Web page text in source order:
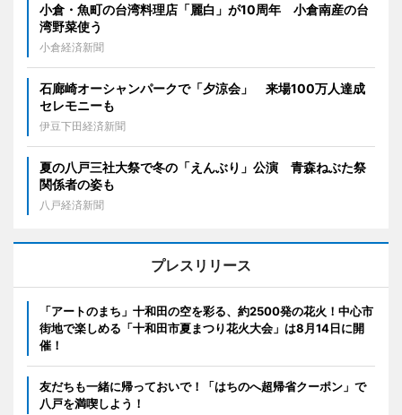
小倉・魚町の台湾料理店「麗白」が10周年 小倉南産の台
湾野菜使う
小倉経済新聞
石廊崎オーシャンパークで「夕涼会」 来場100万人達成
セレモニーも
伊豆下田経済新聞
夏の八戸三社大祭で冬の「えんぶり」公演 青森ねぶた祭
関係者の姿も
八戸経済新聞
プレスリリース
「アートのまち」十和田の空を彩る、約2500発の花火！中心市
街地で楽しめる「十和田市夏まつり花火大会」は8月14日に開
催！
友だちも一緒に帰っておいで！「はちのへ超帰省クーポン」で
八戸を満喫しよう！